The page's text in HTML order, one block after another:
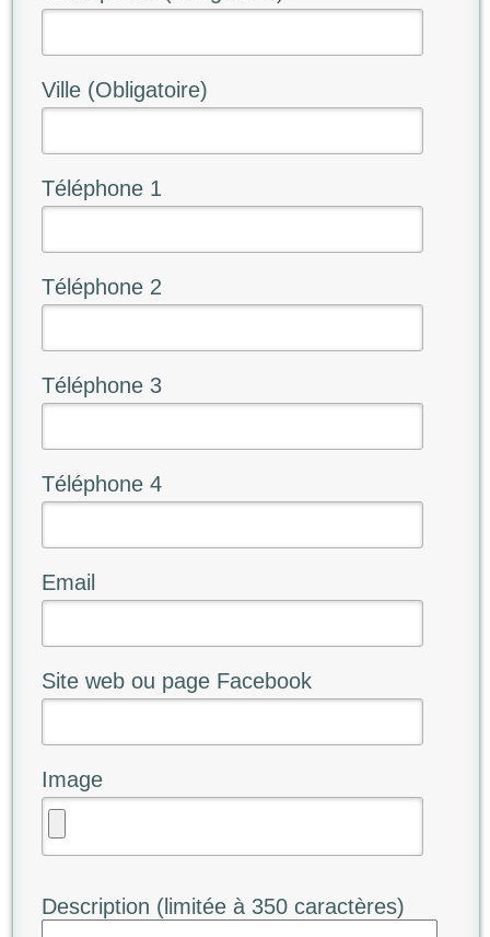
Ville (Obligatoire)
Téléphone 1
Téléphone 2
Téléphone 3
Téléphone 4
Email
Site web ou page Facebook
Image
Description (limitée à 350 caractères)